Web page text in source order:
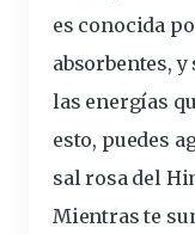
es conocida
absorbentes, y
las energías
esto, puedes
sal rosa del
Mientras te